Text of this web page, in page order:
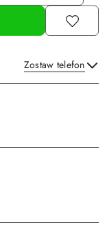
Zostaw telefon